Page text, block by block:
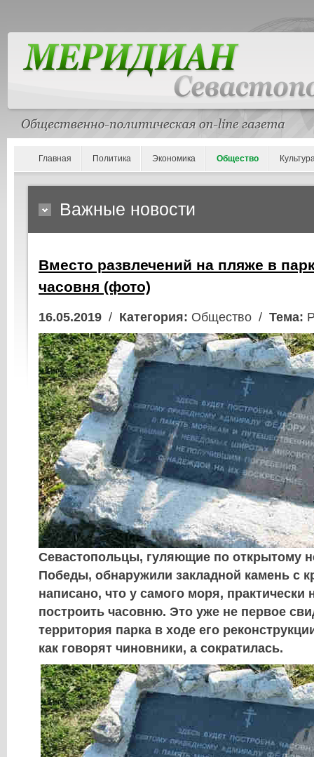
Главная Политика Экономика Общество
Важные новости
Вместо развлечений на пляже в
часовня (фото)
16.05.2019 / Категория: Общество / Тема:
Севастопольцы, гуляющие по открытому
Победы, обнаружили закладной камень с
написано, что у самого моря,
построить часовню. Это уже не первое
территория парка в ходе его
как говорят чиновники, а сократилась.